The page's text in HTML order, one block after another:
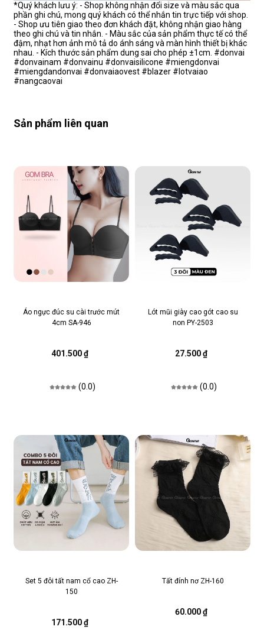
*Quý khách lưu ý: - Shop không nhận đổi size và màu sắc qua
phần ghi chú, mong quý khách có thể nhắn tin trực tiếp với shop.
- Shop ưu tiên giao theo đơn khách đặt, không nhận giao hàng
theo ghi chú và tin nhắn. - Màu sắc của sản phẩm thực tế có thể
đậm, nhạt hơn ảnh mô tả do ánh sáng và màn hình thiết bị khác
nhau. - Kích thước sản phẩm dung sai cho phép ±1cm. #donvai
#donvainam #donvainu #donvaisilicone #miengdonvai
#miengdandonvai #donvaiaovest #blazer #lotvaiao
#nangcaovai
Sản phẩm liên quan
Áo ngực đúc su cài trước mút
4cm SA-946
401.500 ₫
(0.0)
Lót mũi giày cao gót cao su
non PY-2503
27.500 ₫
(0.0)
Set 5 đôi tất nam cổ cao ZH-
150
171.500 ₫
Tất đính nơ ZH-160
60.000 ₫